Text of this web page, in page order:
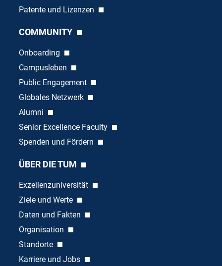
Patente und Lizenzen
COMMUNITY
Onboarding
Campusleben
Public Engagement
Globales Netzwerk
Alumni
Senior Excellence Faculty
Spenden und Fördern
ÜBER DIE TUM
Exzellenzuniversität
Ziele und Werte
Daten und Fakten
Organisation
Standorte
Karriere und Jobs